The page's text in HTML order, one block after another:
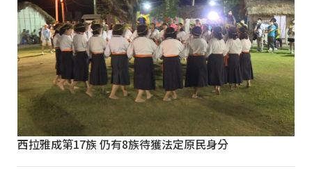
西拉雅成第17族 仍有8族待獲法定原民身分